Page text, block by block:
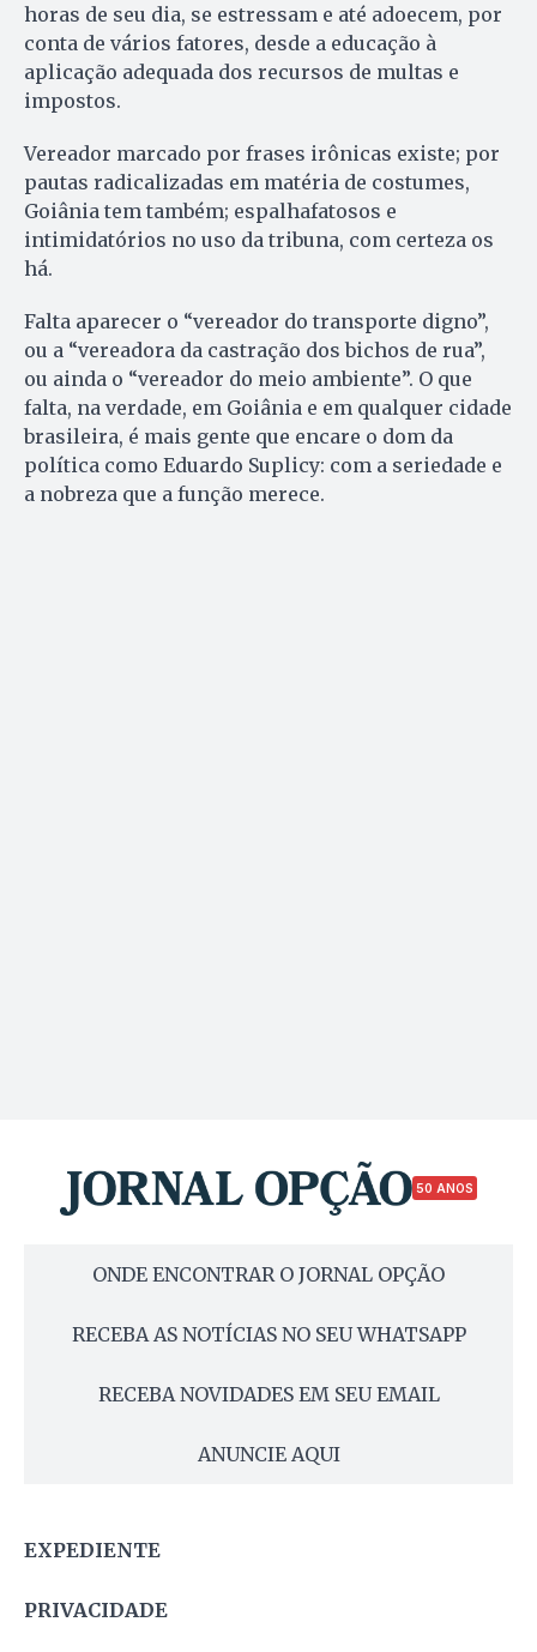
horas de seu dia, se estressam e até adoecem, por
conta de vários fatores, desde a educação à
aplicação adequada dos recursos de multas e
impostos.
Vereador marcado por frases irônicas existe; por
pautas radicalizadas em matéria de costumes,
Goiânia tem também; espalhafatosos e
intimidatórios no uso da tribuna, com certeza os
há.
Falta aparecer o “vereador do transporte digno”,
ou a “vereadora da castração dos bichos de rua”,
ou ainda o “vereador do meio ambiente”. O que
falta, na verdade, em Goiânia e em qualquer cidade
brasileira, é mais gente que encare o dom da
política como Eduardo Suplicy: com a seriedade e
a nobreza que a função merece.
50 ANOS
ONDE ENCONTRAR O JORNAL OPÇÃO
RECEBA AS NOTÍCIAS NO SEU WHATSAPP
RECEBA NOVIDADES EM SEU EMAIL
ANUNCIE AQUI
EXPEDIENTE
PRIVACIDADE